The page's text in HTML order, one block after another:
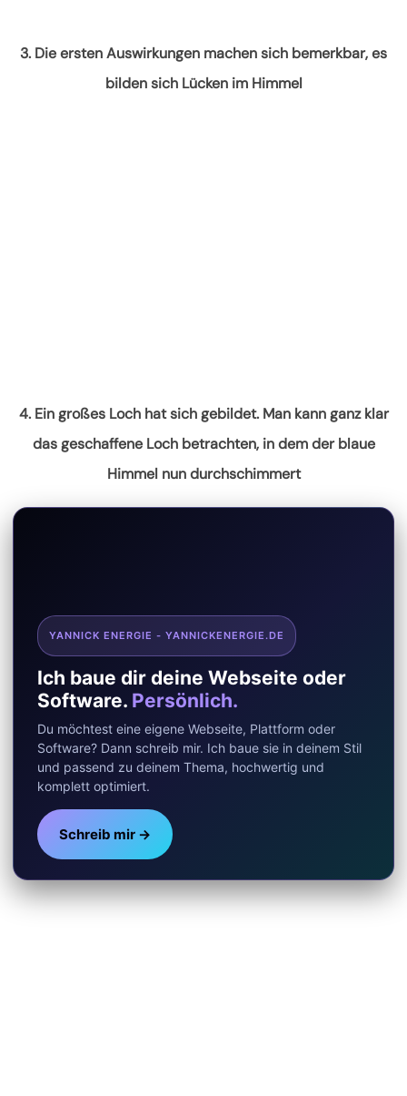
3. Die ersten Auswirkungen machen sich bemerkbar, es
bilden sich Lücken im Himmel
4. Ein großes Loch hat sich gebildet. Man kann ganz klar
das geschaffene Loch betrachten, in dem der blaue
Himmel nun durchschimmert
YANNICK ENERGIE - YANNICKENERGIE.DE
Ich baue dir deine Webseite oder
Software. Persönlich.
Du möchtest eine eigene Webseite, Plattform oder
Software? Dann schreib mir. Ich baue sie in deinem Stil
und passend zu deinem Thema, hochwertig und
komplett optimiert.
Schreib mir →